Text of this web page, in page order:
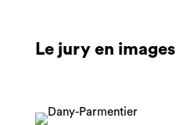
Le jury en images